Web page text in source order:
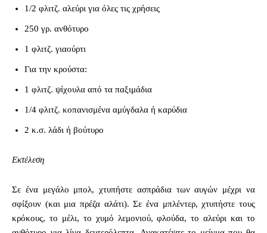
1/2 φλιτζ. αλεύρι για όλες τις χρήσεις
250 γρ. ανθότυρο
1 φλιτζ. γιαούρτι
Για την κρούστα:
1 φλιτζ. ψίχουλα από τα παξιμάδια
1/4 φλιτζ. κοπανισμένα αμύγδαλα ή καρύδια
2 κ.σ. λάδι ή βούτυρο
Εκτέλεση
Σε ένα μεγάλο μπολ, χτυπήστε ασπράδια των αυγών μέχρι να
σφίξουν (και μια πρέζα αλάτι). Σε ένα μπλέντερ, χτυπήστε τους
κρόκους, το μέλι, το χυμό λεμονιού, φλούδα, το αλεύρι και το